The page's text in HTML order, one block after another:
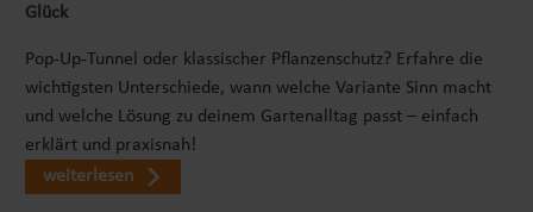
Glück
Pop-Up-Tunnel oder klassischer Pflanzenschutz? Erfahre die
wichtigsten Unterschiede, wann welche Variante Sinn macht
und welche Lösung zu deinem Gartenalltag passt – einfach
erklärt und praxisnah!
weiterlesen